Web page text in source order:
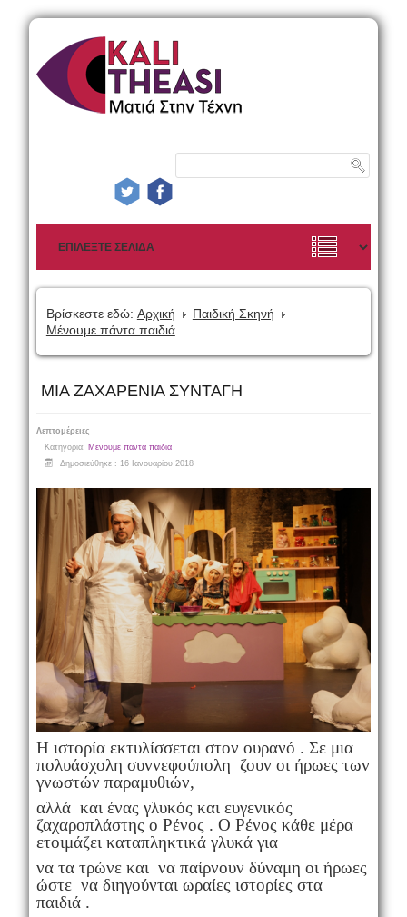
Βρίσκεστε εδώ: Αρχική
Παιδική Σκηνή
Μένουμε πάντα παιδιά
ΜΙΑ ΖΑΧΑΡΕΝΙΑ ΣΥΝΤΑΓΗ
Λεπτομέρειες
Κατηγορία: Μένουμε πάντα παιδιά
Δημοσιεύθηκε : 16 Ιανουαρίου 2018
Η ιστορία εκτυλίσσεται στον ουρανό . Σε μια
πολυάσχολη συννεφούπολη ζουν οι ήρωες των
γνωστών παραμυθιών,
αλλά και ένας γλυκός και ευγενικός
ζαχαροπλάστης ο Ρένος . Ο Ρένος κάθε μέρα
ετοιμάζει καταπληκτικά γλυκά για
να τα τρώνε και να παίρνουν δύναμη οι ήρωες
ώστε να διηγούνται ωραίες ιστορίες στα
παιδιά .